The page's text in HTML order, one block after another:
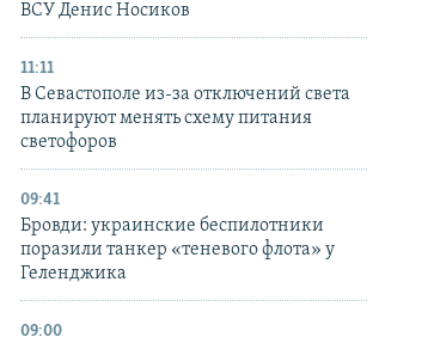
ВСУ Денис Носиков
11:11
В Севастополе из-за отключений света
планируют менять схему питания
светофоров
09:41
Бровди: украинские беспилотники
поразили танкер «теневого флота» у
Геленджика
09:00